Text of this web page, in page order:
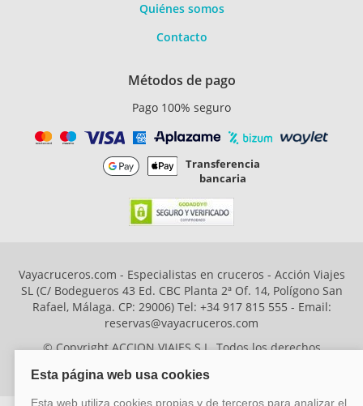
Quiénes somos
Contacto
Métodos de pago
Pago 100% seguro
Transferencia
bancaria
Vayacruceros.com - Especialistas en cruceros - Acción Viajes
SL (C/ Bodegueros 43 Ed. CBC Planta 2ª Of. 14, Polígono San
Rafael, Málaga. CP: 29006) Tel: +34 917 815 555 - Email:
reservas@vayacruceros.com
© Copyright ACCION VIAJES S.L. Todos los derechos